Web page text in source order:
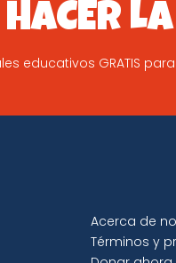
HACER
educativos GRATIS
Acerca de
Términos y